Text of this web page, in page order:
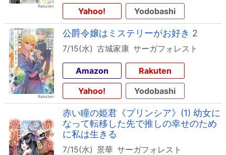
Yahoo!
Yodobashi
公爵令嬢はミステリーがお好き 2
7/15(水) 古城家康 サーガフォレスト
Amazon
Rakuten
Yahoo!
Yodobashi
赤い瞳の姫君《プリンシア》(1) 幼女に
なって転移した先で推しの幸せのため
に私は生きる
7/15(水) 景華 サーガフォレスト